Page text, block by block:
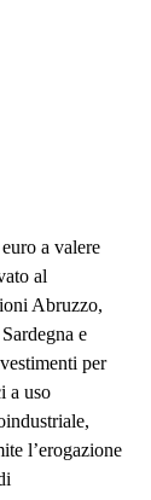
a valere
al
Abruzzo,
e
per
a uso
l’erogazione